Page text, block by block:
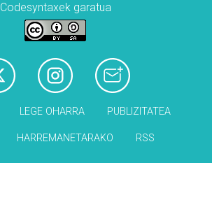
Codesyntaxek garatua
LEGE OHARRA PUBLIZITATEA
HARREMANETARAKO RSS